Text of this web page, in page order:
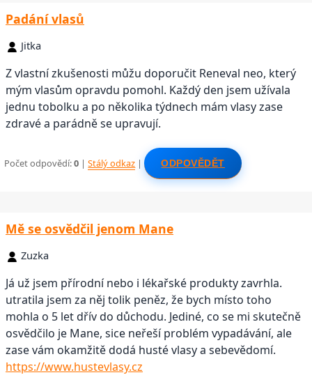
Padání vlasů
Jitka
Z vlastní zkušenosti můžu doporučit Reneval neo, který
mým vlasům opravdu pomohl. Každý den jsem užívala
jednu tobolku a po několika týdnech mám vlasy zase
zdravé a parádně se upravují.
Počet odpovědí:0 |Stálý odkaz | ODPOVĚDĚT
Mě se osvědčil jenom Mane
Zuzka
Já už jsem přírodní nebo i lékařské produkty zavrhla.
utratila jsem za něj tolik peněz, že bych místo toho
mohla o 5 let dřív do důchodu. Jediné, co se mi skutečně
osvědčilo je Mane, sice neřeší problém vypadávání, ale
zase vám okamžitě dodá husté vlasy a sebevědomí.
https://www.hustevlasy.cz